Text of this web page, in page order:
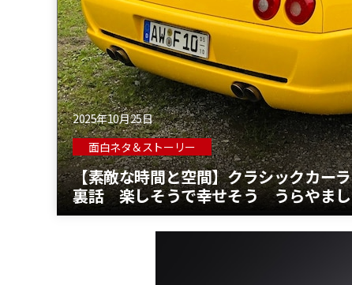
2025年10月25日
面白ネタ＆ストーリー
【素敵な時間と空間】クラシックカー
裏話 楽しそうで幸せそう うらやま